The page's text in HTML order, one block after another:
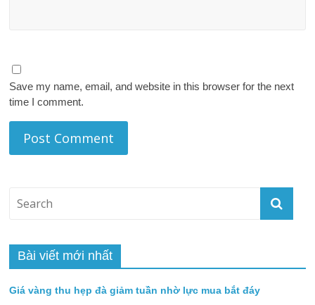
Save my name, email, and website in this browser for the next
time I comment.
Bài viết mới nhất
Giá vàng thu hẹp đà giảm tuần nhờ lực mua bắt đáy